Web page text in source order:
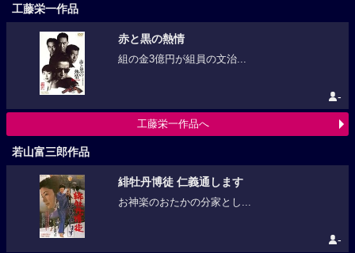
工藤栄一作品
赤と黒の熱情
組の金3億円が組員の文治...
-
工藤栄一作品へ
若山富三郎作品
緋牡丹博徒 仁義通します
お神楽のおたかの分家とし...
-